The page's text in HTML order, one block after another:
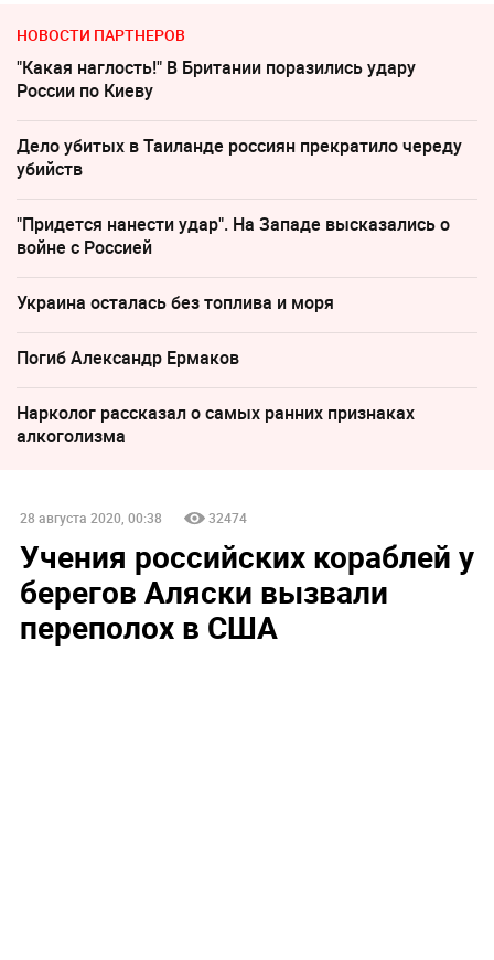
НОВОСТИ ПАРТНЕРОВ
"Какая наглость!" В Британии поразились удару
России по Киеву
Дело убитых в Таиланде россиян прекратило череду
убийств
"Придется нанести удар". На Западе высказались о
войне с Россией
Украина осталась без топлива и моря
Погиб Александр Ермаков
Нарколог рассказал о самых ранних признаках
алкоголизма
28 августа 2020, 00:38 32474
Учения российских кораблей у
берегов Аляски вызвали
переполох в США